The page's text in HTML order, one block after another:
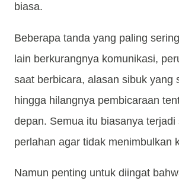
biasa.
Beberapa tanda yang paling
lain berkurangnya komunikasi,
saat berbicara, alasan sibuk yang
hingga hilangnya pembicaraan
depan. Semua itu biasanya terjadi
perlahan agar tidak menimbulkan
Namun penting untuk diingat